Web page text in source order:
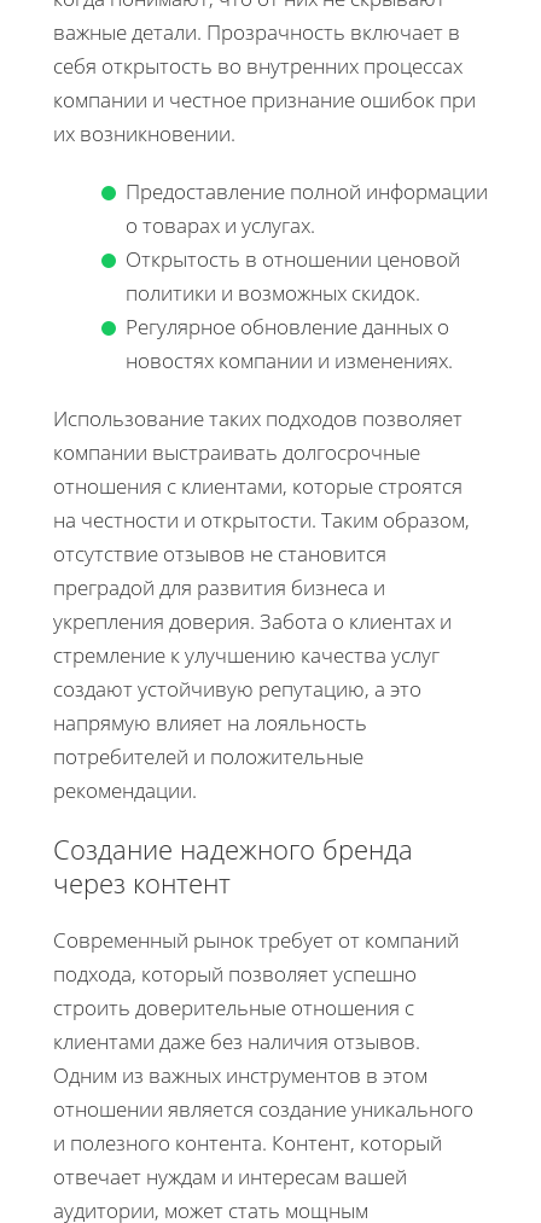
важные детали. Прозрачность включает в
себя открытость во внутренних процессах
компании и честное признание ошибок при
их возникновении.
Предоставление полной информации
о товарах и услугах.
Открытость в отношении ценовой
политики и возможных скидок.
Регулярное обновление данных о
новостях компании и изменениях.
Использование таких подходов позволяет
компании выстраивать долгосрочные
отношения с клиентами, которые строятся
на честности и открытости. Таким образом,
отсутствие отзывов не становится
преградой для развития бизнеса и
укрепления доверия. Забота о клиентах и
стремление к улучшению качества услуг
создают устойчивую репутацию, а это
напрямую влияет на лояльность
потребителей и положительные
рекомендации.
Создание надежного бренда
через контент
Современный рынок требует от компаний
подхода, который позволяет успешно
строить доверительные отношения с
клиентами даже без наличия отзывов.
Одним из важных инструментов в этом
отношении является создание уникального
и полезного контента. Контент, который
отвечает нуждам и интересам вашей
аудитории, может стать мощным